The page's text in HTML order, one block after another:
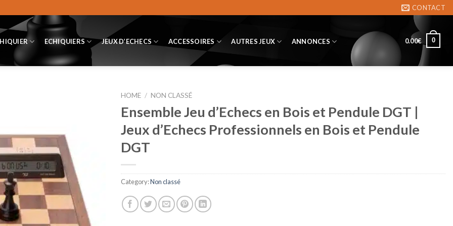
CONTACT
ECHIQUIERS JEUX D’ECHECS ACCESSOIRES AUTRES JEUX ANNONCES 0.00€ 0
HOME / NON CLASSÉ
Ensemble Jeu d’Echecs en Bois et Pendule DGT |
Jeux d’Echecs Professionnels en Bois et Pendule
DGT
Category:Non classé